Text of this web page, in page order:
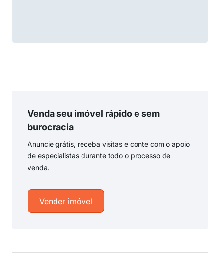
Venda seu imóvel rápido e sem
burocracia
Anuncie grátis, receba visitas e conte com o apoio
de especialistas durante todo o processo de
venda.
Vender imóvel